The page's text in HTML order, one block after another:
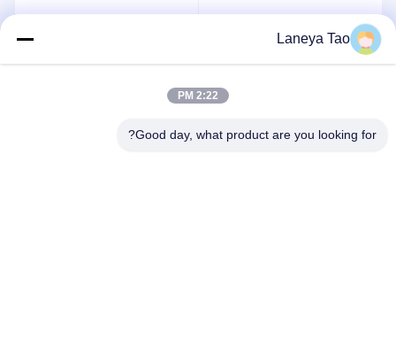
Laneya Tao
2:22 PM
Good day, what product are you looking for?